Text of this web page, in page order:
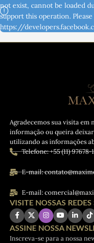
not exist, cannot be loaded
support this operation.
https://
Agradecemos sua visita em
informação ou queira
utilizando as informações
Telefone: +55 (11) 97678-
E-mail:
E-mail:
VISITE NOSSAS REDES
ASSINE NOSSA
Inscreva-se para a nossa